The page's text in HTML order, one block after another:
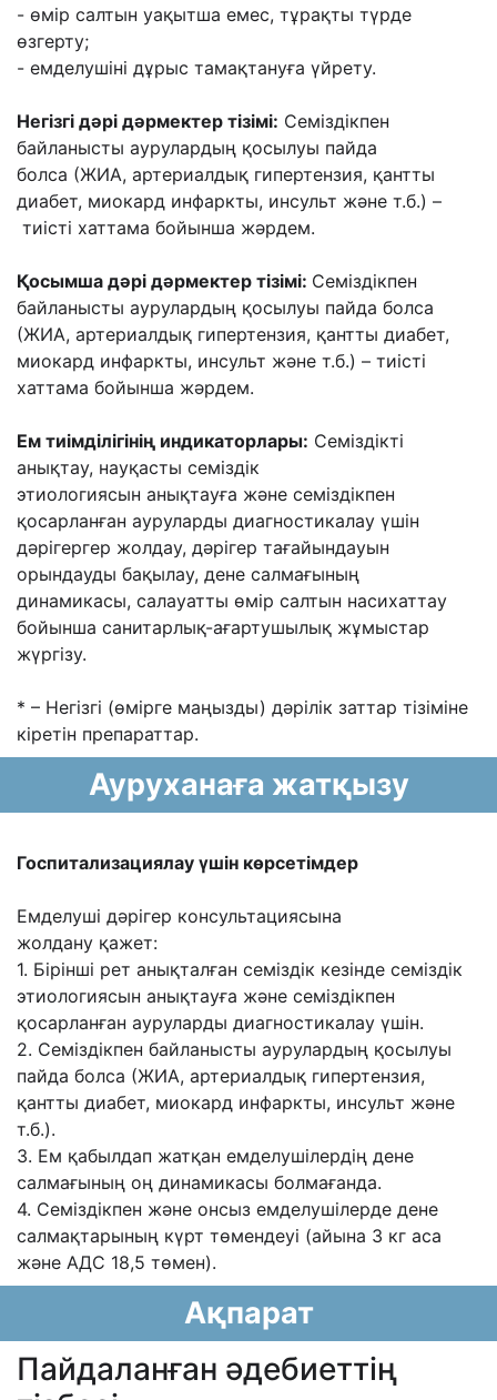
- өмір салтын уақытша емес, тұрақты түрде
өзгерту;
- емделушіні дұрыс тамақтануға үйрету.
Негізгі дəрі дəрмектер тізімі: Семіздікпен
байланысты аурулардың қосылуы пайда
болса (ЖИА, артериалдық гипертензия, қантты
диабет, миокард инфаркты, инсульт жəне т.б.) –
тиісті хаттама бойынша жəрдем.
Қосымша дəрі дəрмектер тізімі: Семіздікпен
байланысты аурулардың қосылуы пайда болса
(ЖИА, артериалдық гипертензия, қантты диабет,
миокард инфаркты, инсульт жəне т.б.) – тиісті
хаттама бойынша жəрдем.
Ем тиімділігінің индикаторлары: Семіздікті
анықтау, науқасты семіздік
этиологиясын анықтауға жəне семіздікпен
қосарланған ауруларды диагностикалау үшін
дəрігергер жолдау, дəрігер тағайындауын
орындауды бақылау, дене салмағының
динамикасы, салауатты өмір салтын насихаттау
бойынша санитарлық-ағартушылық жұмыстар
жүргізу.
* – Негізгі (өмірге маңызды) дəрілік заттар тізіміне
кіретін препараттар.
Ауруханаға жатқызу
Госпитализациялау үшін көрсетімдер
Емделуші дəрігер консультациясына
жолдану қажет:
1. Бірінші рет анықталған семіздік кезінде семіздік
этиологиясын анықтауға жəне семіздікпен
қосарланған ауруларды диагностикалау үшін.
2. Семіздікпен байланысты аурулардың қосылуы
пайда болса (ЖИА, артериалдық гипертензия,
қантты диабет, миокард инфаркты, инсульт жəне
т.б.).
3. Ем қабылдап жатқан емделушілердің дене
салмағының оң динамикасы болмағанда.
4. Семіздікпен жəне онсыз емделушілерде дене
салмақтарының күрт төмендеуі (айына 3 кг аса
жəне АДС 18,5 төмен).
Ақпарат
Пайдаланған әдебиеттің